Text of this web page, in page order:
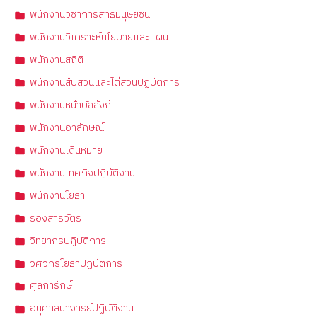
พนักงานวิชาการสิทธิมนุษยชน
พนักงานวิเคราะห์นโยบายและแผน
พนักงานสถิติ
พนักงานสืบสวนและไต่สวนปฏิบัติการ
พนักงานหน้าบัลลังก์
พนักงานอาลักษณ์
พนักงานเดินหมาย
พนักงานเทศกิจปฏิบัติงาน
พนักงานโยธา
รองสารวัตร
วิทยากรปฏิบัติการ
วิศวกรโยธาปฏิบัติการ
ศุลการักษ์
อนุศาสนาจารย์ปฏิบัติงาน